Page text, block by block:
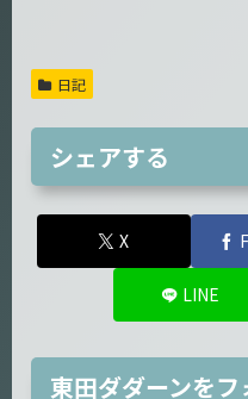
日記
シェアする
X
LINE
東田ダダーンをフ